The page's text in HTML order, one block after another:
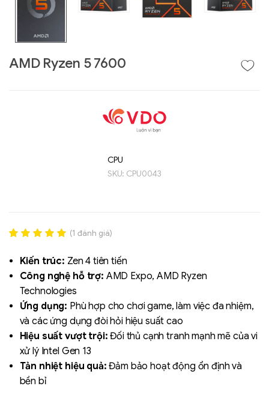
AMD Ryzen 5 7600
CPU
SKU: CPU0043
out of 5
based on
đánh giá
(1 đánh giá)
Kiến trúc: Zen 4 tiên tiến
Công nghệ hỗ trợ: AMD Expo, AMD Ryzen
Technologies
Ứng dụng: Phù hợp cho chơi game, làm việc đa nhiệm,
và các ứng dụng đòi hỏi hiệu suất cao
Hiệu suất vượt trội: Đối thủ cạnh tranh mạnh mẽ của vi
xử lý Intel Gen 13
Tản nhiệt hiệu quả: Đảm bảo hoạt động ổn định và
bền bỉ